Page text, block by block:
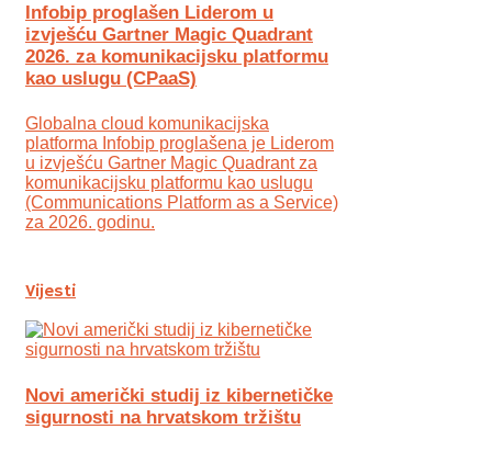
Infobip proglašen Liderom u
izvješću Gartner Magic Quadrant
2026. za komunikacijsku platformu
kao uslugu (CPaaS)
Globalna cloud komunikacijska
platforma Infobip proglašena je Liderom
u izvješću Gartner Magic Quadrant za
komunikacijsku platformu kao uslugu
(Communications Platform as a Service)
za 2026. godinu.
Vijesti
Novi američki studij iz kibernetičke
sigurnosti na hrvatskom tržištu